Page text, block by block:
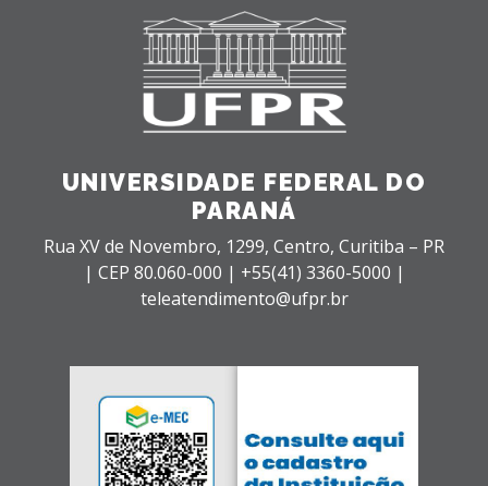
UNIVERSIDADE FEDERAL DO
PARANÁ
Rua XV de Novembro, 1299, Centro, Curitiba – PR
| CEP 80.060-000 | +55(41) 3360-5000 |
teleatendimento@ufpr.br